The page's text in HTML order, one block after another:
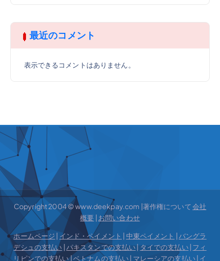
最近のコメント
表示できるコメントはありません。
Copyright 2004 © www.deekpay.com |著作権について 会社
概要 | お問い合わせ
ホームページ | インド・ペイメント | 中東ペイメント |バングラ
デシュの支払い | パキスタンでの支払い | タイでの支払い | フィ
リピンでの支払い|ベトナムの支払い | マレーシアの支払い | イ